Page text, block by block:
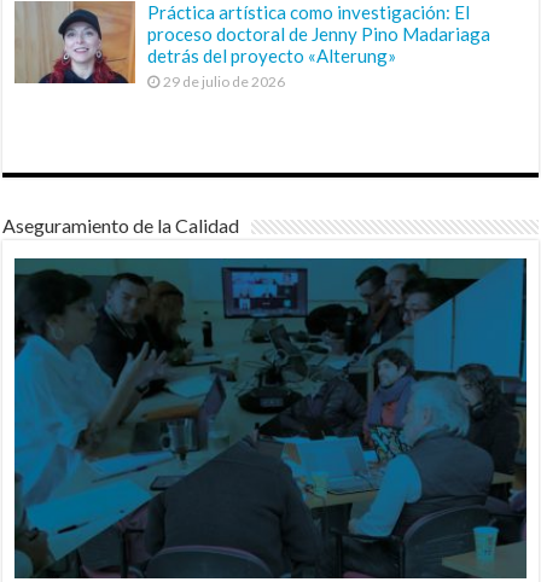
Práctica artística como investigación: El
proceso doctoral de Jenny Pino Madariaga
detrás del proyecto «Alterung»
29 de julio de 2026
Aseguramiento de la Calidad